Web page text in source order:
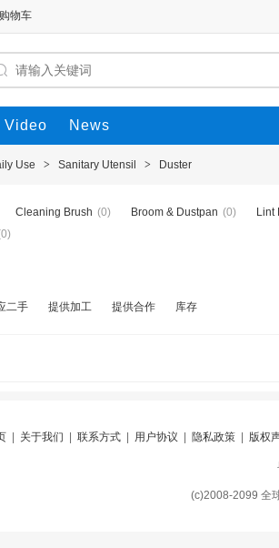
购物车
Video News
Use > Sanitary Utensil > Duster
Cleaning Brush (0) Broom & Dustpan (0) Lint
二手 提供加工 提供合作 库存
关于我们 联系方式 用户协议 隐私政策 版权
(c)2008-2099 全